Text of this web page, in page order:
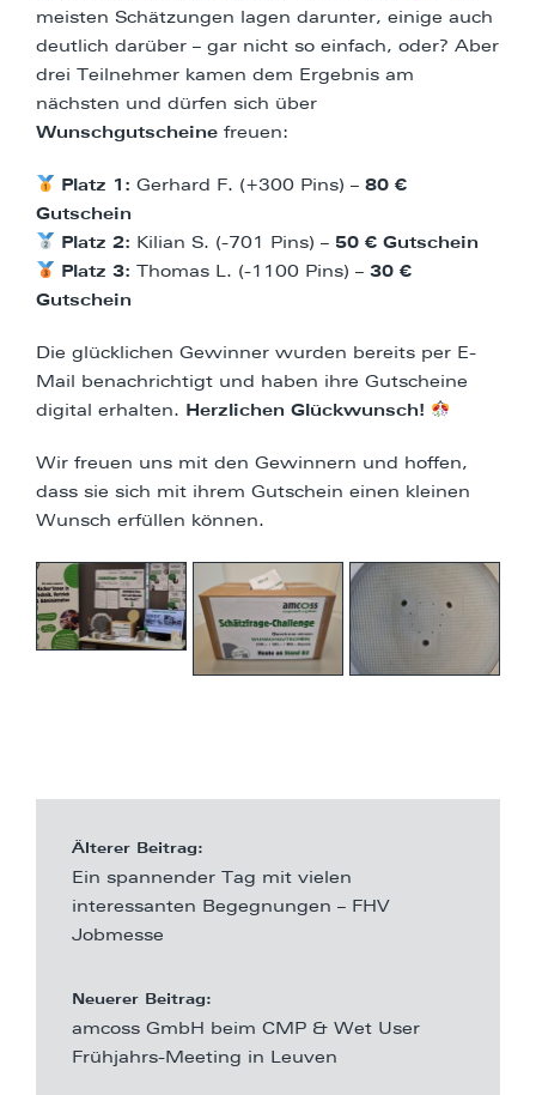
meisten Schätzungen lagen darunter, einige auch
deutlich darüber – gar nicht so einfach, oder? Aber
drei Teilnehmer kamen dem Ergebnis am
nächsten und dürfen sich über
Wunschgutscheine freuen:
Platz 1: Gerhard F. (+300 Pins) – 80 €
Gutschein
Platz 2: Kilian S. (-701 Pins) – 50 € Gutschein
Platz 3: Thomas L. (-1100 Pins) – 30 €
Gutschein
Die glücklichen Gewinner wurden bereits per E-
Mail benachrichtigt und haben ihre Gutscheine
digital erhalten.
Herzlichen Glückwunsch!
Wir freuen uns mit den Gewinnern und hoffen,
dass sie sich mit ihrem Gutschein einen kleinen
Wunsch erfüllen können.
Älterer Beitrag:
Ein spannender Tag mit vielen
interessanten Begegnungen – FHV
Jobmesse
Neuerer Beitrag:
amcoss GmbH beim CMP & Wet User
Frühjahrs-Meeting in Leuven